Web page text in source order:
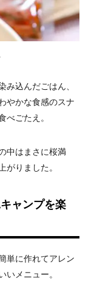
み込んだごはん、
やかな食感のスナ
べごたえ。
中はまさに桜満
がりました。
ャンプを楽
単に作れてアレン
いメニュー。